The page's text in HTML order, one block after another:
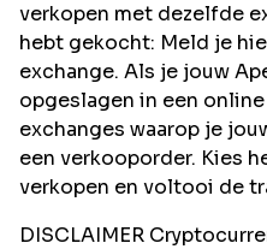
verkopen met dezelfde
hebt gekocht: Meld je
exchange. Als je jouw
opgeslagen in een
exchanges waarop je
een verkooporder. Kies
verkopen en voltooi de
DISCLAIMER